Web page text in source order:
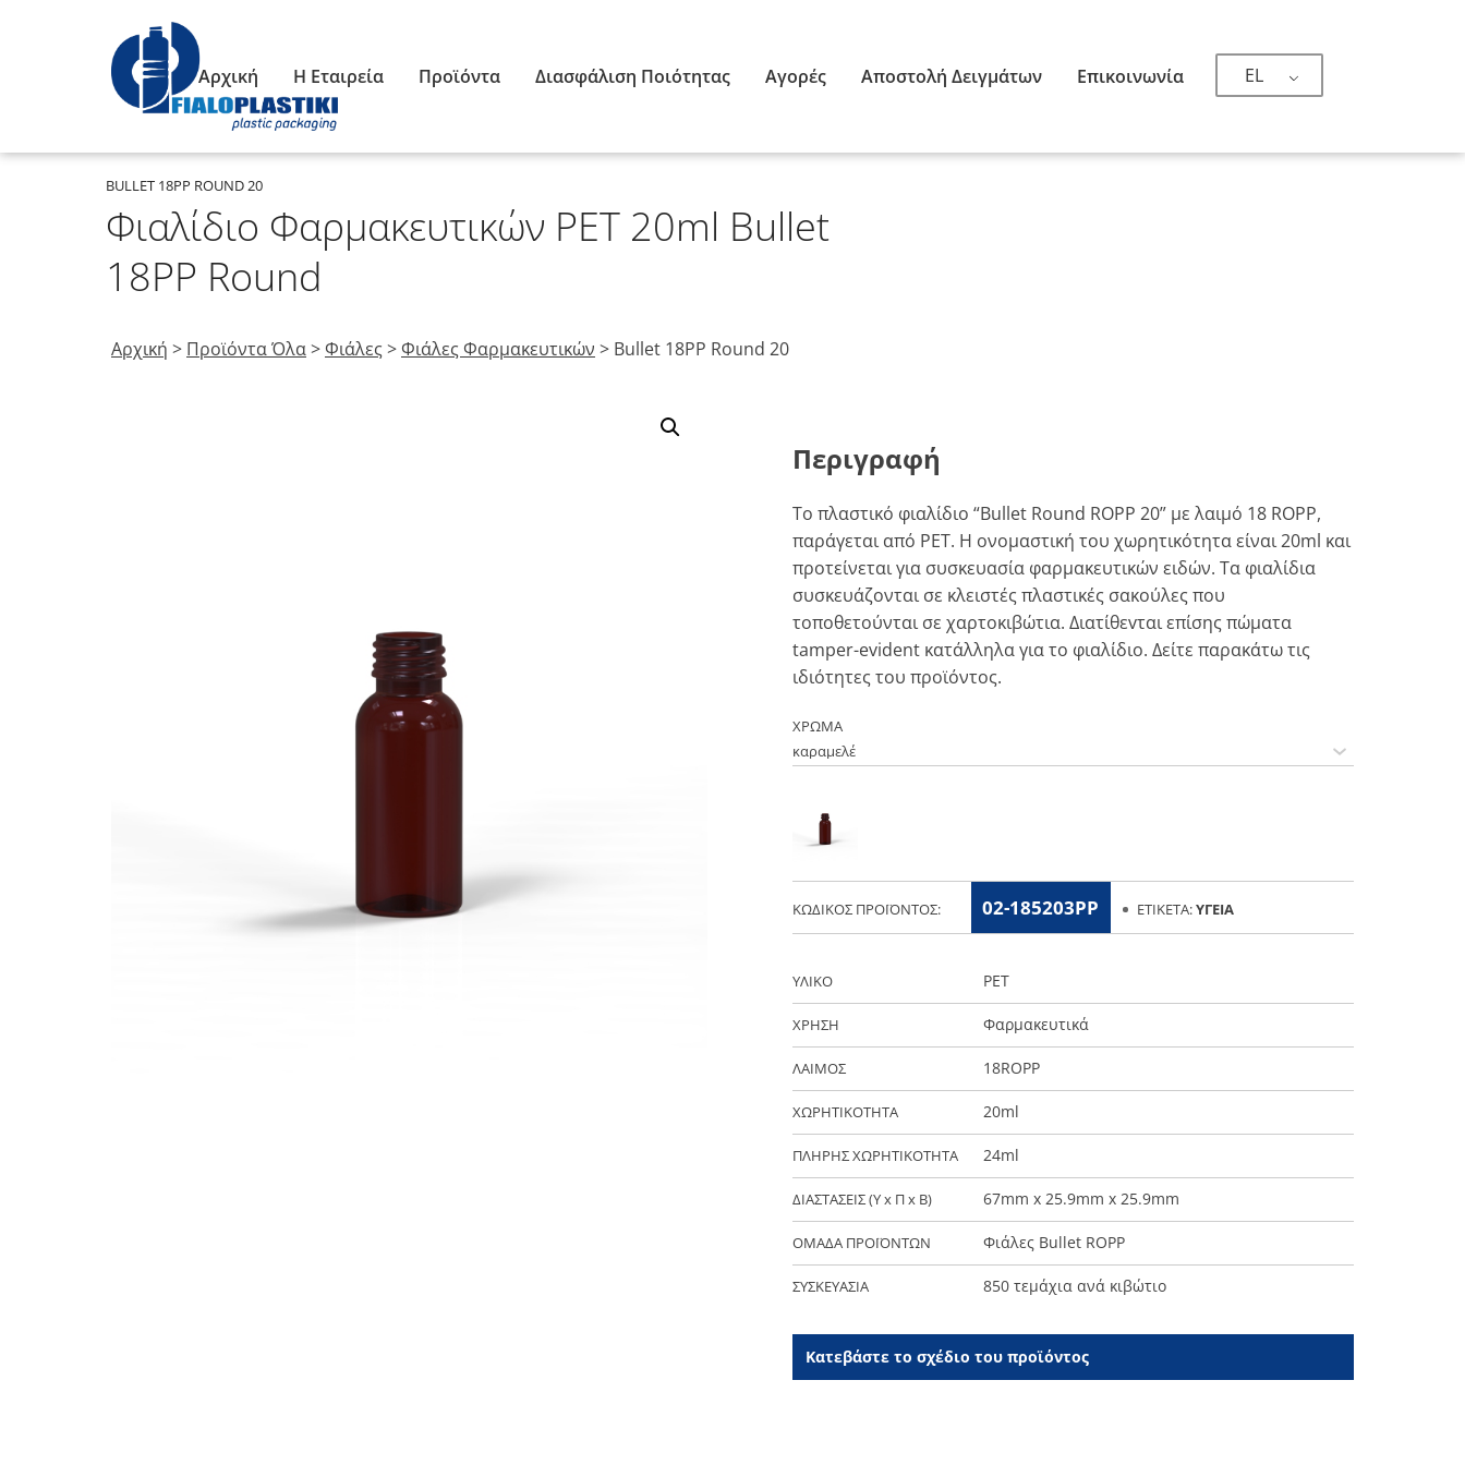
EL
Αρχική Η Εταιρεία Προϊόντα Διασφάλιση Ποιότητας Αγορές Αποστολή Δειγμάτων Επικοινωνία
BULLET 18PP ROUND 20
Φιαλίδιο Φαρμακευτικών PET 20ml Bullet
18PP Round
Αρχική > Προϊόντα Όλα>Φιάλες >Φιάλες Φαρμακευτικών > Bullet 18PP Round 20
Κατεβάστε το σχέδιο του προϊόντος
Περιγραφή
To πλαστικό φιαλίδιο “Bullet Round ROPP 20” με λαιμό 18 ROPP,
παράγεται από PET. Η ονομαστική του χωρητικότητα είναι 20ml και
προτείνεται για συσκευασία φαρμακευτικών ειδών. Τα φιαλίδια
συσκευάζονται σε κλειστές πλαστικές σακούλες που
τοποθετούνται σε χαρτοκιβώτια. Διατίθεvται επίσης πώματα
tamper-evident κατάλληλα για το φιαλίδιο. Δείτε παρακάτω τις
ιδιότητες του προϊόντος.
ΥΛΙΚΟ PET
ΧΡΗΣΗ Φαρμακευτικά
ΛΑΙΜΟΣ 18ROPP
ΧΩΡΗΤΙΚΟΤΗΤΑ 20ml
ΠΛΗΡΗΣ ΧΩΡΗΤΙΚΟΤΗΤΑ 24ml
ΔΙΑΣΤΑΣΕΙΣ (Y x Π x Β) 67mm x 25.9mm x 25.9mm
ΟΜΑΔΑ ΠΡΟΪΟΝΤΩΝ Φιάλες Bullet ROPP
ΣΥΣΚΕΥΑΣΙΑ 850 τεμάχια ανά κιβώτιο
ΧΡΩΜΑ
ΚΩΔΙΚΌΣ ΠΡΟΪΌΝΤΟΣ: 02-185203PP ΕΤΙΚΈΤΑ:ΥΓΕΊΑ